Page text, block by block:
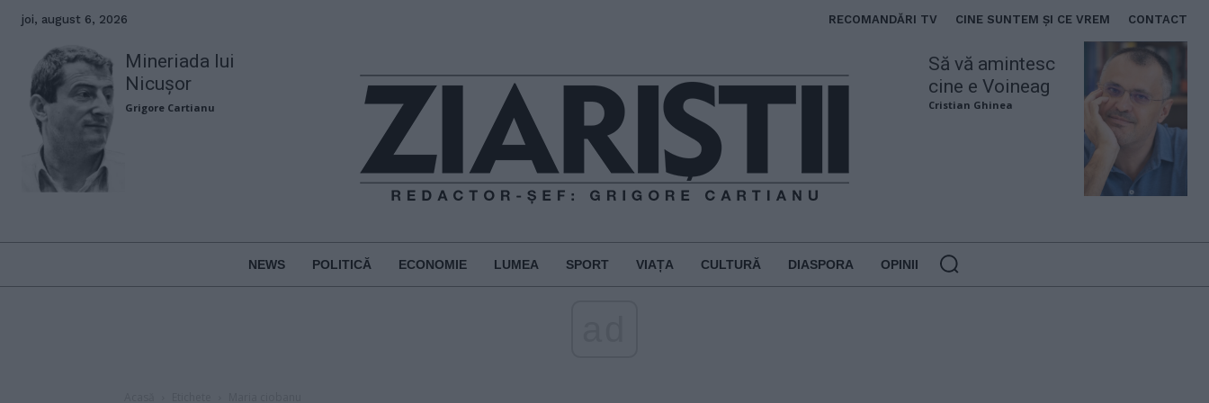
joi, august 6, 2026 RECOMANDĂRI TV CINE SUNTEM ȘI CE VREM CONTACT
Mineriada lui
Nicușor
Grigore Cartianu
Să vă amintesc
cine e Voineag
Cristian Ghinea
NEWS POLITICĂ ECONOMIE LUMEA SPORT VIAȚA CULTURĂ DIASPORA OPINII